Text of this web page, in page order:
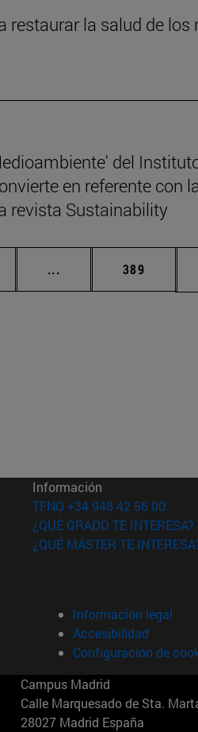
restaurar la salud de los
del
en referente con
revista Sustainability
... Páginas intermedias
Página
389
ventana)
nueva ventana)
nueva ventana)
Información
TFNO +34 948 42 56 00
¿QUÉ GRADO TE INTERESA?
¿QUÉ MÁSTER TE
Información legal
Accesibilidad
Configuración de
Campus Madrid
Calle Marquesado de Sta.
28027 Madrid España